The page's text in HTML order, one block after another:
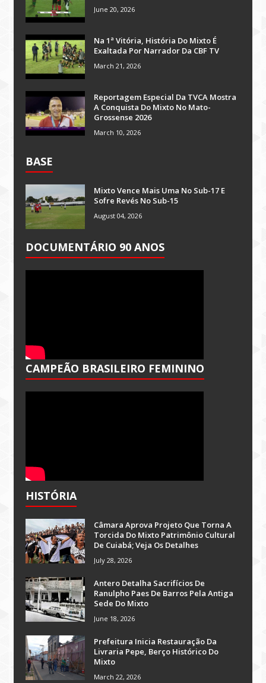
June 20, 2026
Na 1ª Vitória, História Do Mixto É
Exaltada Por Narrador Da CBF TV
March 21, 2026
Reportagem Especial Da TVCA Mostra
A Conquista Do Mixto No Mato-
Grossense 2026
March 10, 2026
BASE
Mixto Vence Mais Uma No Sub-17 E
Sofre Revés No Sub-15
August 04, 2026
DOCUMENTÁRIO 90 ANOS
CAMPEÃO BRASILEIRO FEMININO
HISTÓRIA
Câmara Aprova Projeto Que Torna A
Torcida Do Mixto Patrimônio Cultural
De Cuiabá; Veja Os Detalhes
July 28, 2026
Antero Detalha Sacrifícios De
Ranulpho Paes De Barros Pela Antiga
Sede Do Mixto
June 18, 2026
Prefeitura Inicia Restauração Da
Livraria Pepe, Berço Histórico Do
Mixto
March 22, 2026